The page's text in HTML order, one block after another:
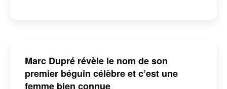
Marc Dupré révèle le nom de son
premier béguin célèbre et c’est une
femme bien connue